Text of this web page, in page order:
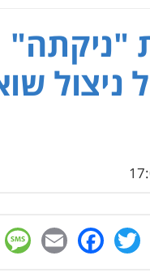
"ניקתה"
ניצול
WhatsApp
Twitter